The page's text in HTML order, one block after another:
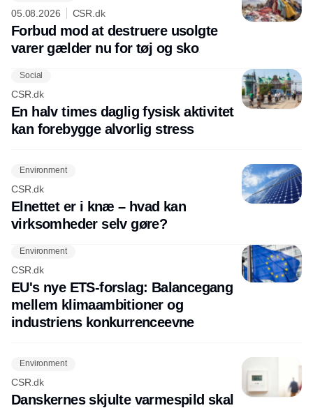
05.08.2026 CSR.dk
Forbud mod at destruere usolgte
varer gælder nu for tøj og sko
Social
CSR.dk
En halv times daglig fysisk aktivitet
kan forebygge alvorlig stress
Environment
CSR.dk
Elnettet er i knæ – hvad kan
virksomheder selv gøre?
Environment
CSR.dk
EU's nye ETS-forslag: Balancegang
mellem klimaambitioner og
industriens konkurrenceevne
Environment
CSR.dk
Danskernes skjulte varmespild skal